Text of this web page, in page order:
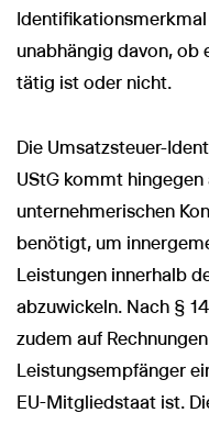
unabhängig davon, ob
tätig ist oder nicht.
Die Umsatzsteuer-
UStG kommt
unternehmerischen
benötigt, um
Leistungen innerhalb
abzuwickeln. Nach §
zudem auf
Leistungsempfänger
EU-Mitgliedstaat ist.